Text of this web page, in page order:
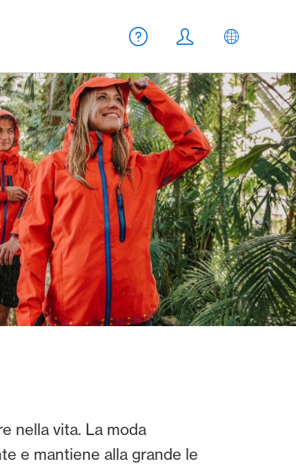
Meta Navigation
Aiuto
Login IT
nella vita. La moda
e mantiene alla grande le